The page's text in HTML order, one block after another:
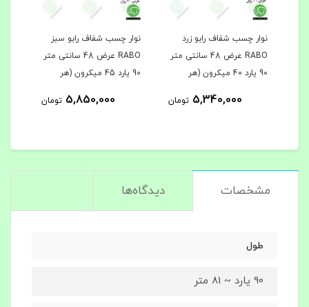
نوار چسب شفاف رابو زرد
RABO عرض 48 سانتی متر
90 یارد 40 میکرون (هر
5,340,000 تومان
نوار چسب شفاف رابو سبز
RABO عرض 48 سانتی متر
90 یارد 45 میکرون (هر
5,850,000 تومان
مشخصات دیدگاه‌ها
طول
90 یارد ~ 81 متر